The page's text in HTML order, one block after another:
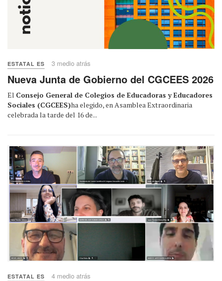
ESTATAL ES 3 medio atrás
Nueva Junta de Gobierno del CGCEES 2026
El Consejo General de Colegios de Educadoras y Educadores
Sociales (CGCEES)ha elegido, en Asamblea Extraordinaria
celebrada la tarde del 16 de...
ESTATAL ES 4 medio atrás